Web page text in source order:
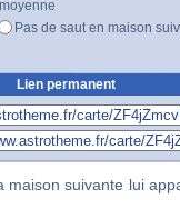
Pas de saut en maison
Lien permanent
maison suivante lui